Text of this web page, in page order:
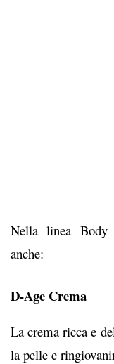
Nella linea Body
anche:
D-Age Crema
La crema ricca e
la pelle e